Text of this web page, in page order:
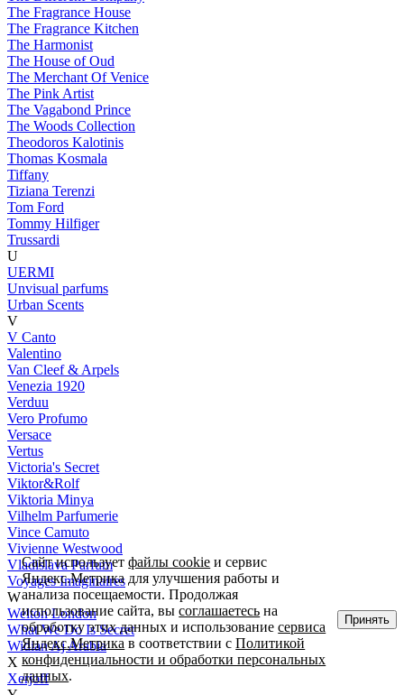
The Fragrance House
The Fragrance Kitchen
The Harmonist
The House of Oud
The Merchant Of Venice
The Pink Artist
The Vagabond Prince
The Woods Collection
Theodoros Kalotinis
Thomas Kosmala
Tiffany
Tiziana Terenzi
Tom Ford
Tommy Hilfiger
Trussardi
U
UERMI
Unvisual parfums
Urban Scents
V
V Canto
Valentino
Van Cleef & Arpels
Venezia 1920
Verduu
Vero Profumo
Versace
Vertus
Victoria's Secret
Viktor&Rolf
Viktoria Minya
Vilhelm Parfumerie
Vince Camuto
Vivienne Westwood
Vladislava Parfum
Voyages Imaginaires
W
Welton London
What We Do Is Secret
Widian Aj Arabia
X
Xerjoff
Сайт используетфайлы cookie и сервис
Яндекс.Метрика для улучшения работы и
анализа посещаемости. Продолжая
использование сайта, высоглашаетесь на
обработку этих данных и использованиесервиса
Яндекс.Метрика в соответствии сПолитикой
конфиденциальности и обработки персональных
данных.
Принять